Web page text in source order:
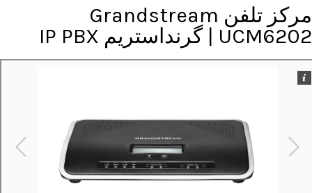
مرکز تلفن Grandstream
UCM6202 | گرنداستریم IP PBX